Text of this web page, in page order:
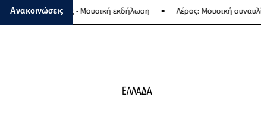
Ανακοινώσεις
- Μουσική εκδήλωση Λέρος: Μουσική συναυλία των
ΕΛΛΑΔΑ